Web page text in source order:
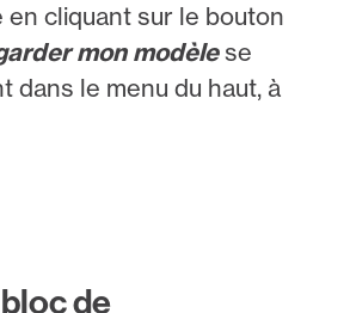
en cliquant sur le bouton
mon modèlese
dans le menu du haut, à
de